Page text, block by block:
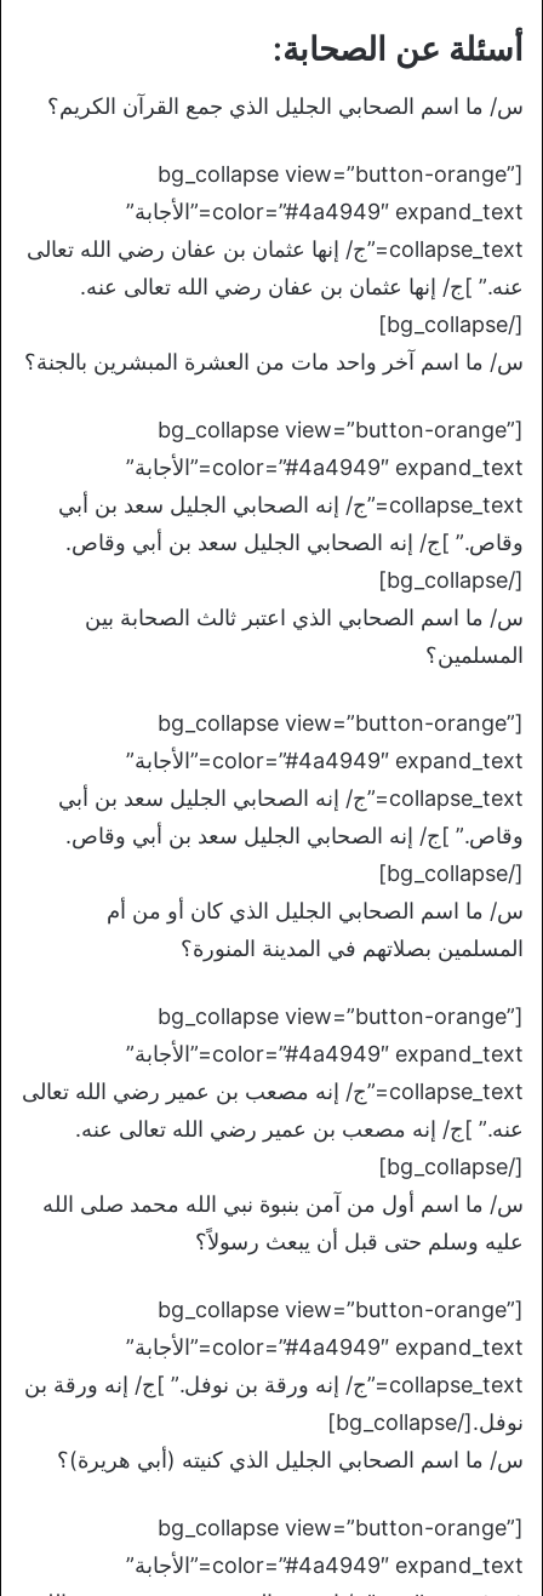
أسئلة عن الصحابة:
س/ ما اسم الصحابي الجليل الذي جمع القرآن الكريم؟
[bg_collapse view=”button-orange”
color=”#4a4949″ expand_text=”الأجابة”
collapse_text=”ج/ إنها عثمان بن عفان رضي الله تعالى
عنه.” ]ج/ إنها عثمان بن عفان رضي الله تعالى عنه.
[/bg_collapse]
س/ ما اسم آخر واحد مات من العشرة المبشرين بالجنة؟
[bg_collapse view=”button-orange”
color=”#4a4949″ expand_text=”الأجابة”
collapse_text=”ج/ إنه الصحابي الجليل سعد بن أبي
وقاص.” ]ج/ إنه الصحابي الجليل سعد بن أبي وقاص.
[/bg_collapse]
س/ ما اسم الصحابي الذي اعتبر ثالث الصحابة بين
المسلمين؟
[bg_collapse view=”button-orange”
color=”#4a4949″ expand_text=”الأجابة”
collapse_text=”ج/ إنه الصحابي الجليل سعد بن أبي
وقاص.” ]ج/ إنه الصحابي الجليل سعد بن أبي وقاص.
[/bg_collapse]
س/ ما اسم الصحابي الجليل الذي كان أو من أم
المسلمين بصلاتهم في المدينة المنورة؟
[bg_collapse view=”button-orange”
color=”#4a4949″ expand_text=”الأجابة”
collapse_text=”ج/ إنه مصعب بن عمير رضي الله تعالى
عنه.” ]ج/ إنه مصعب بن عمير رضي الله تعالى عنه.
[/bg_collapse]
س/ ما اسم أول من آمن بنبوة نبي الله محمد صلى الله
عليه وسلم حتى قبل أن يبعث رسولاً؟
[bg_collapse view=”button-orange”
color=”#4a4949″ expand_text=”الأجابة”
collapse_text=”ج/ إنه ورقة بن نوفل.” ]ج/ إنه ورقة بن
نوفل.[/bg_collapse]
س/ ما اسم الصحابي الجليل الذي كنيته (أبي هريرة)؟
[bg_collapse view=”button-orange”
color=”#4a4949″ expand_text=”الأجابة”